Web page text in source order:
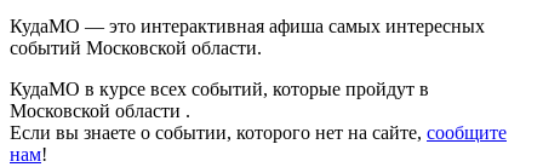
КудаМО — это интерактивная афиша самых интересных
событий Московской области.
КудаМО в курсе всех событий, которые пройдут в
Московской области .
Если вы знаете о событии, которого нет на сайте, сообщите
нам!